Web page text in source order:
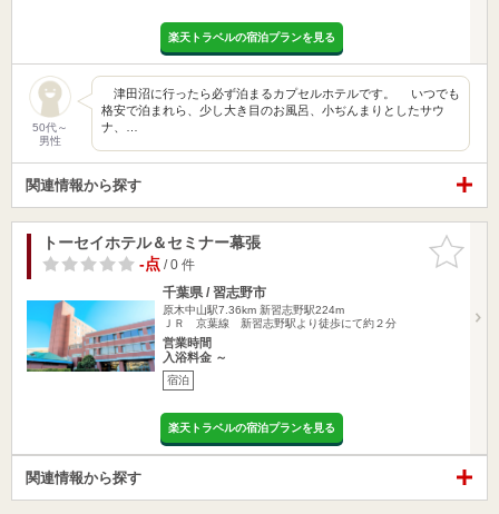
楽天トラベルの宿泊プランを見る
50代～
男性
津田沼に行ったら必ず泊まるカプセルホテルです。 いつでも
格安で泊まれら、少し大き目のお風呂、小ぢんまりとしたサウ
ナ、…
関連情報から探す
お気に入
りに追加
トーセイホテル＆セミナー幕張
-点/ 0 件
千葉県 / 習志野市
原木中山駅7.36km 新習志野駅224m
ＪＲ 京葉線 新習志野駅より徒歩にて約２分
営業時間
入浴料金 ～
宿泊
楽天トラベルの宿泊プランを見る
関連情報から探す